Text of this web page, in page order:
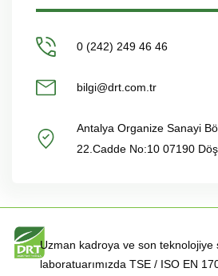
0 (242) 249 46 46
bilgi@drt.com.tr
Antalya Organize Sanayi
22.Cadde No:10 07190
Uzman kadroya ve son teknolojiye
laboratuarımızda TSE / ISO EN